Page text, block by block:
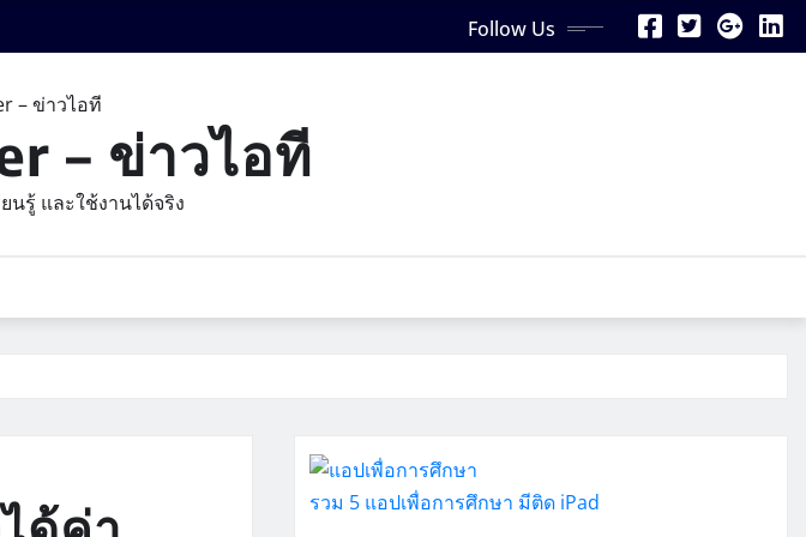
Follow Us
– ข่าวไอที
นรู้ และใช้งานได้จริง
รวม 5 แอปเพื่อการศึกษา มีติด iPad